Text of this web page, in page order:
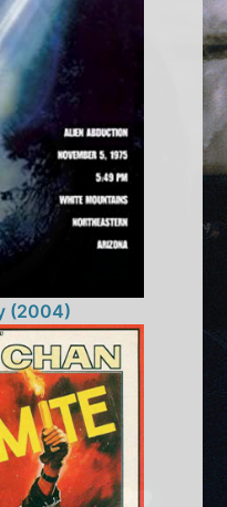
(2004)